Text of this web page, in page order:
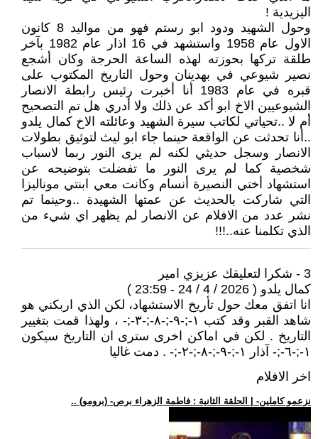
اليزيدية !
وحول الشهيد ودود ابو رستم فهو من مواليد 8 كانون
الاول عام 1958 واستشهد في 16 اذار عام 1982 بآخر
طلقة تركها بحوزته لهذه الساعة الحرجة وكان أشجع
نصير شيوعي في بهدينان وحول التاريخ المكتوب على
قبره في عام 1983 أنا أخبرت رئيس رابطة الانصار
الشيوعيين الاخ ابو أكد عن ذلك ولا أدري هل تم التصحيح
أم لا ..تحياتي لكاتب سيرة الشهيد وعائلته الاخ كمال يلدو
..أنا تحدثت عن الواقعة حينما جاء ابو ليث لتوثيق بطولات
الانصار وسجل حديثي لكنه لم يرى النور ربما لاسباب
شخصية كما لم يرى النور ما تفضلت بتوضيحه عن
استشهاد أختي النصيرة أنسام وكانت معي ابنتي موناليزا
التي شاركت بالحديث عن عمتها الشهيدة ..وحينما تم
نشر عدد من الافلام عن الانصار لم يظهر اي شيء من
الذي تكلمنا عنه..!!!
3 - شكرا لتعليقك عزيزي امير
كمال يلدو ( 2026 / 4 / 24 - 23:59 )
انا اتفق معك حول تأريخ الاستشهاد، لكن الذي اربكني هو
شاهد القبر وقد كتب ١-;-٩-;-٨-;-٣-;- ، ولهذا قمت بتغيير
التاريخ . لكن في اماكن اخرى سترى ان التاريخ سيكون
١-;-٦-;- آذار ١-;-٩-;-٨-;-٢-;- . دمت غاليا
اخر الافلام
.. (برومو) -نزعمو كاملين- | الحلقة الثانية : فاطمة الزهراء برص